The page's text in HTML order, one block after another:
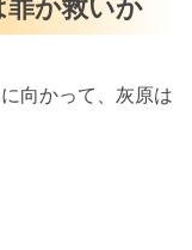
向かって、灰原は